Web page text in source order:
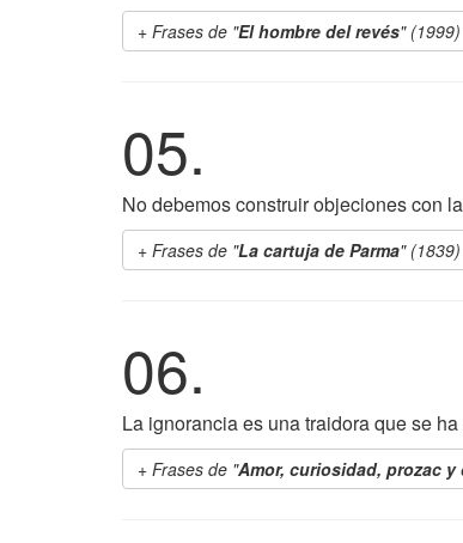
Frases de "El hombre del revés"
05.
No debemos construir objeciones con
Frases de "La cartuja de Parma"
06.
La ignorancia es una traidora que se
Frases de "Amor, curiosidad, prozac y